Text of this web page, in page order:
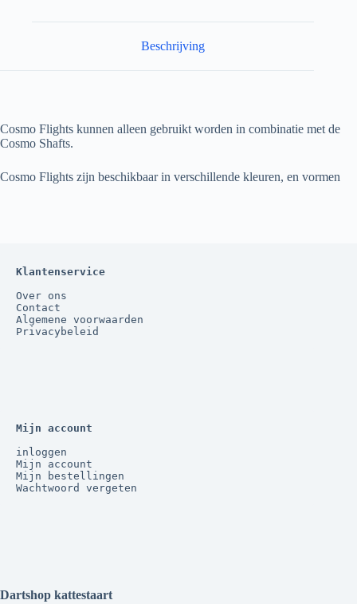
Beschrijving
Cosmo Flights kunnen alleen gebruikt worden in combinatie met de
Cosmo Shafts.
Cosmo Flights zijn beschikbaar in verschillende kleuren, en vormen
Klantenservice
Over ons
Contact
Algemene voorwaarden
Privacybeleid
Mijn account
inloggen
Mijn account
Mijn bestellingen
Wachtwoord vergeten
Dartshop kattestaart